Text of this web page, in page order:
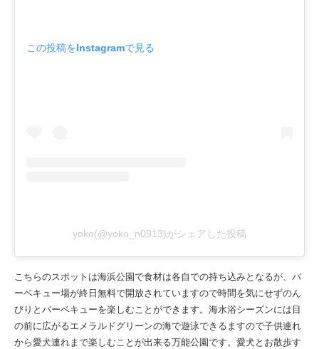
この投稿をInstagramで見る
yoko(@yoko_n0913)がシェアした投稿
こちらのスポットは海浜公園で食材は各自での持ち込みとなるが、バ
ーベキュー場が終日無料で開放されていますので時間を気にせずのん
びりとバーベキューを楽しむことができます。海水浴シーズンには目
の前に広がるエメラルドグリーンの海で遊泳できるますので子供連れ
から愛犬連れまで楽しむことが出来る万能公園です。愛犬とお散歩す